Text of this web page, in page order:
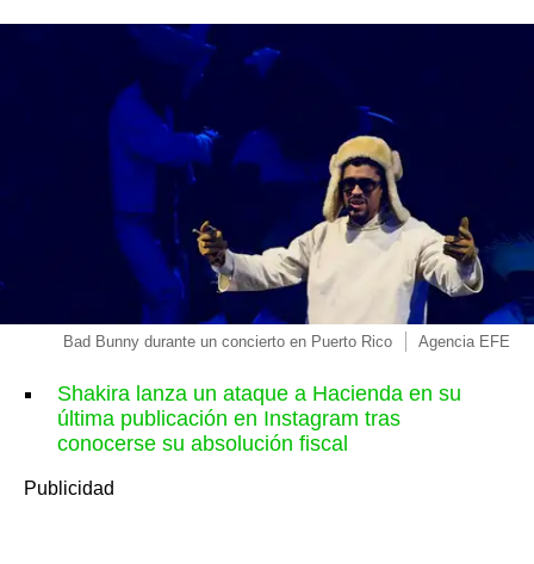
Bad Bunny durante un concierto en Puerto Rico Agencia EFE
Shakira lanza un ataque a Hacienda en su
última publicación en Instagram tras
conocerse su absolución fiscal